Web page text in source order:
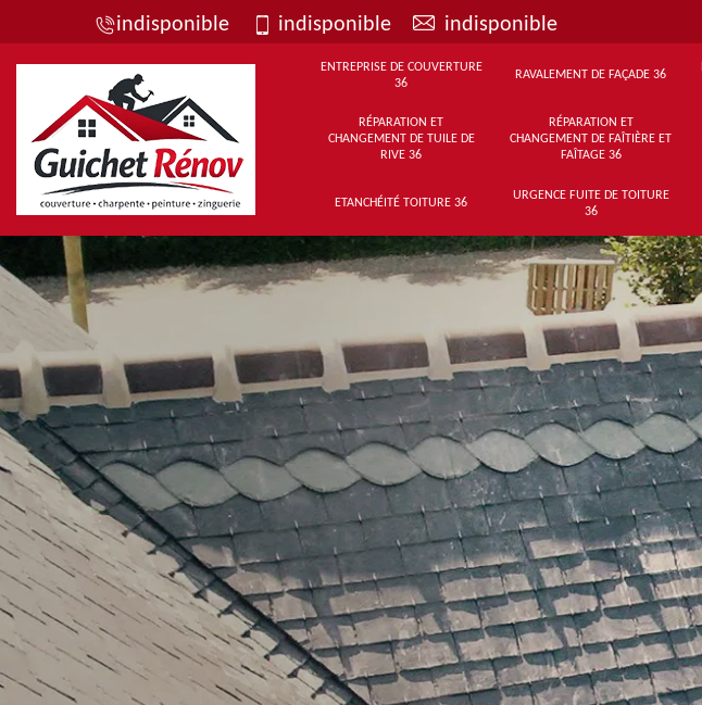
indisponible indisponible indisponible
ENTREPRISE DE COUVERTURE
36
RAVALEMENT DE FAÇADE 36
RÉPARATION ET
CHANGEMENT DE TUILE DE
RIVE 36
RÉPARATION ET
CHANGEMENT DE FAÎTIÈRE ET
FAÎTAGE 36
ETANCHÉITÉ TOITURE 36
URGENCE FUITE DE TOITURE
36